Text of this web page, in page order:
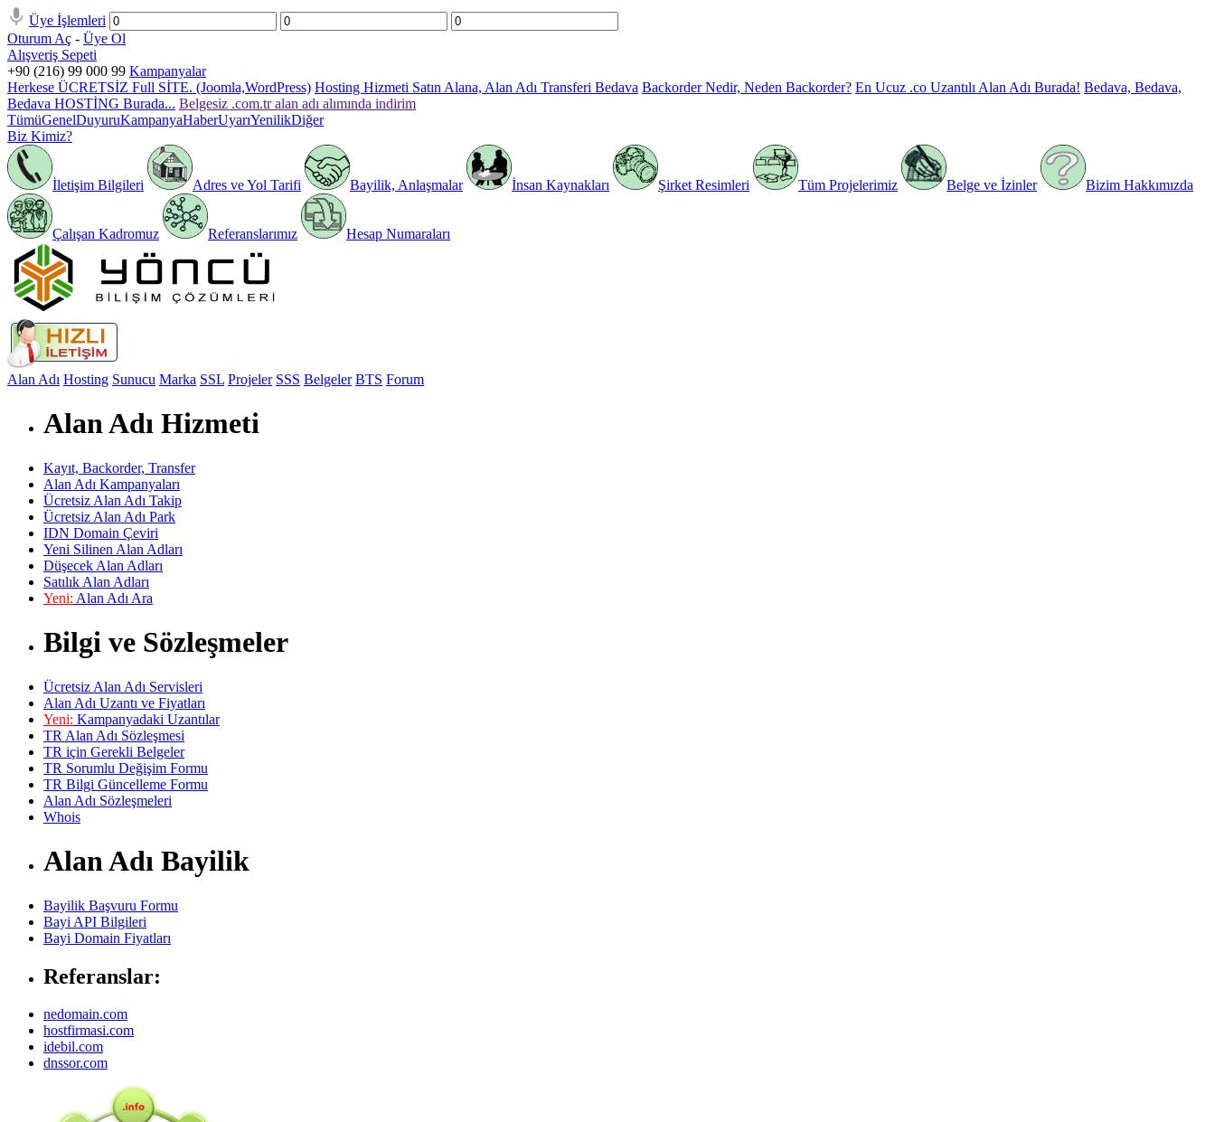
Üye İşlemleri
Oturum Aç - Üye Ol
Alışveriş Sepeti
+90 (216) 99 000 99 Kampanyalar
Herkese ÜCRETSİZ Full SİTE. (Joomla,WordPress) Hosting Hizmeti Satın Alana, Alan Adı Transferi Bedava Backorder Nedir, Neden Backorder? En Ucuz .co Uzantılı Alan Adı Burada! Bedava, Bedava,
Bedava HOSTİNG Burada... Belgesiz .com.tr alan adı alımında indirim
TümüGenelDuyuruKampanyaHaberUyarıYenilikDiğer
Biz Kimiz?
İletişim Bilgileri Adres ve Yol Tarifi Bayilik, Anlaşmalar İnsan Kaynakları Şirket Resimleri Tüm Projelerimiz Belge ve İzinler Bizim Hakkımızda
Çalışan Kadromuz Referanslarımız Hesap Numaraları
Alan Adı Hosting Sunucu Marka SSL Projeler SSS Belgeler BTS Forum
Alan Adı Hizmeti
Kayıt, Backorder, Transfer
Alan Adı Kampanyaları
Ücretsiz Alan Adı Takip
Ücretsiz Alan Adı Park
IDN Domain Çeviri
Yeni Silinen Alan Adları
Düşecek Alan Adları
Satılık Alan Adları
Yeni: Alan Adı Ara
Bilgi ve Sözleşmeler
Ücretsiz Alan Adı Servisleri
Alan Adı Uzantı ve Fiyatları
Yeni: Kampanyadaki Uzantılar
TR Alan Adı Sözleşmesi
TR için Gerekli Belgeler
TR Sorumlu Değişim Formu
TR Bilgi Güncelleme Formu
Alan Adı Sözleşmeleri
Whois
Alan Adı Bayilik
Bayilik Başvuru Formu
Bayi API Bilgileri
Bayi Domain Fiyatları
Referanslar:
nedomain.com
hostfirmasi.com
idebil.com
dnssor.com